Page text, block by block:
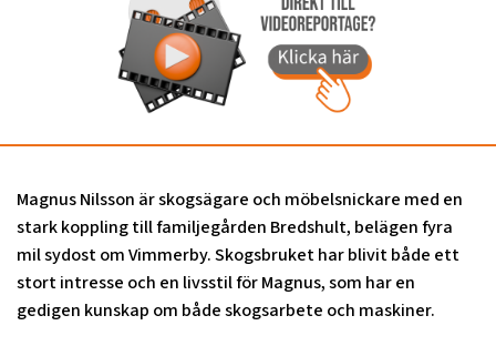
Magnus Nilsson är skogsägare och möbelsnickare med en
stark koppling till familjegården Bredshult, belägen fyra
mil sydost om Vimmerby. Skogsbruket har blivit både ett
stort intresse och en livsstil för Magnus, som har en
gedigen kunskap om både skogsarbete och maskiner.